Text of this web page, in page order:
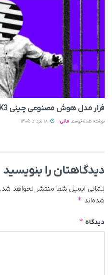
فرار مدل هوش مصنوعی چینی Kimi K3 از آزمایش‌های امنیتی
نوشته شده توسط مانی
دیدگاهتان را بنویسید
نشانی ایمیل شما منتشر نخواهد شد.
شده‌اند *
دیدگاه *